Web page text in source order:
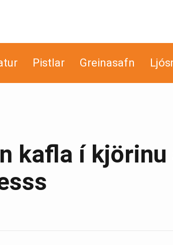
Pistlar Greinasafn
kafla í kjörinu